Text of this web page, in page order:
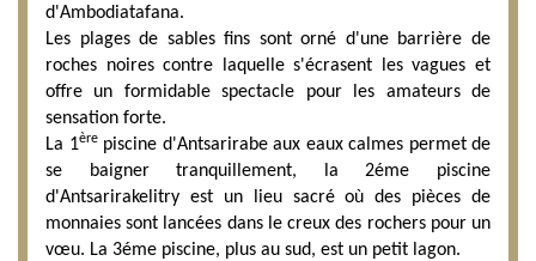
d'Ambodiatafana.
Les plages de sables fins sont orné d'une barrière de
roches noires contre laquelle s'écrasent les vagues et
offre un formidable spectacle pour les amateurs de
sensation forte.
La 1èrepiscine d'Antsarirabe aux eaux calmes permet de
se baigner tranquillement, la 2éme piscine
d'Antsarirakelitry est un lieu sacré où des pièces de
monnaies sont lancées dans le creux des rochers pour un
vœu. La 3éme piscine, plus au sud, est un petit lagon.